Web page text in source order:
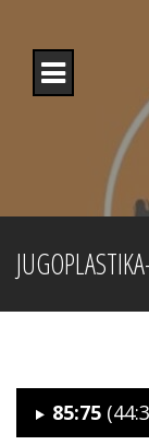
content
85:75